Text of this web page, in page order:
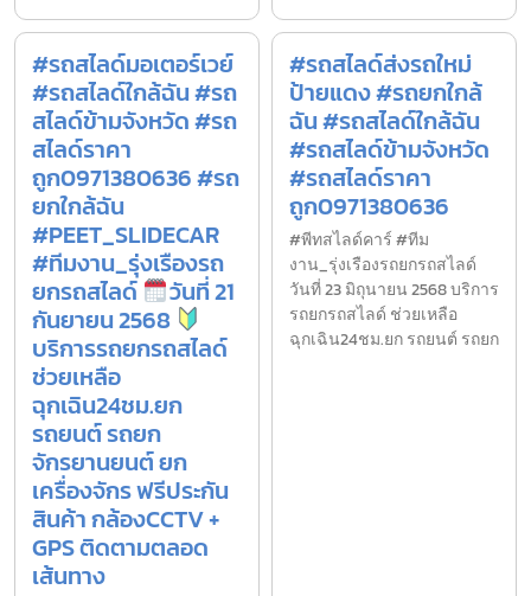
#รถสไลด์มอเตอร์เวย์
#รถสไลด์ใกล้ฉัน #รถ
สไลด์ข้ามจังหวัด #รถ
สไลด์ราคา
ถูก0971380636 #รถ
ยกใกล้ฉัน
#PEET_SLIDECAR
#ทีมงาน_รุ่งเรืองรถ
ยกรถสไลด์
วันที่ 21
กันยายน 2568
บริการรถยกรถสไลด์
ช่วยเหลือ
ฉุกเฉิน24ชม.ยก
รถยนต์ รถยก
จักรยานยนต์ ยก
เครื่องจักร ฟรีประกัน
สินค้า กล้องCCTV +
GPS ติดตามตลอด
เส้นทาง
#รถสไลด์ส่งรถใหม่
ป้ายแดง #รถยกใกล้
ฉัน #รถสไลด์ใกล้ฉัน
#รถสไลด์ข้ามจังหวัด
#รถสไลด์ราคา
ถูก0971380636
#พีทสไลด์คาร์ #ทีม
งาน_รุ่งเรืองรถยกรถสไลด์
วันที่ 23 มิถุนายน 2568 บริการ
รถยกรถสไลด์ ช่วยเหลือ
ฉุกเฉิน24ชม.ยก รถยนต์ รถยก